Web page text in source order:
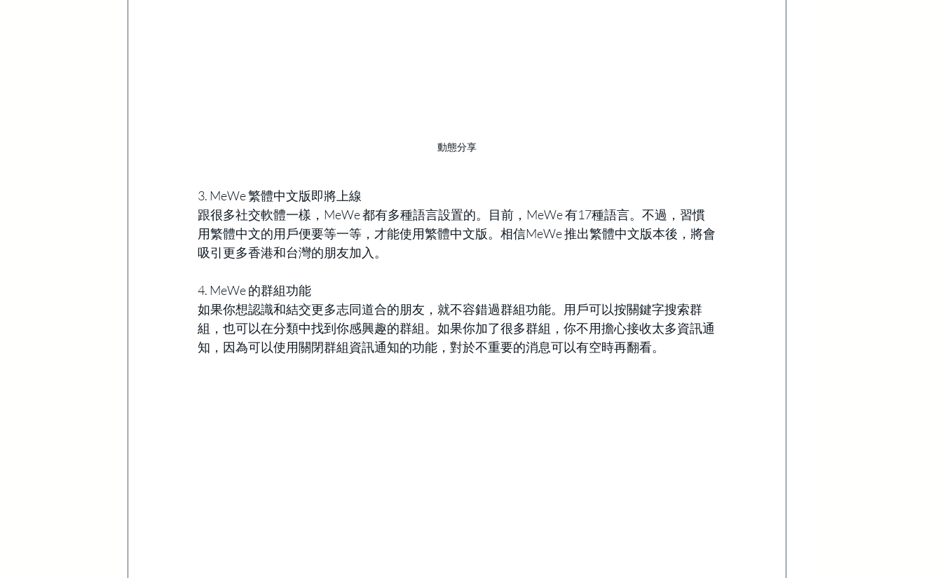
動態分享
3. MeWe 繁體中文版即將上線
跟很多社交軟體一樣，MeWe 都有多種語言設置的。目前，MeWe 有17種語言。不過，習慣
用繁體中文的用戶便要等一等，才能使用繁體中文版。相信MeWe 推出繁體中文版本後，將會
吸引更多香港和台灣的朋友加入。
4. MeWe 的群組功能
如果你想認識和結交更多志同道合的朋友，就不容錯過群組功能。用戶可以按關鍵字搜索群
組，也可以在分類中找到你感興趣的群組。如果你加了很多群組，你不用擔心接收太多資訊通
知，因為可以使用關閉群組資訊通知的功能，對於不重要的消息可以有空時再翻看。